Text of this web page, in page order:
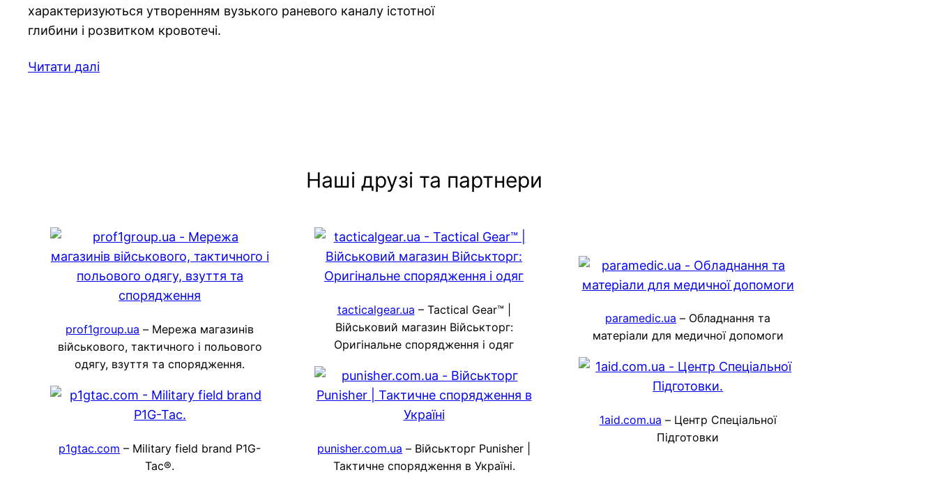
характеризуються утворенням вузького раневого каналу істотної
глибини і розвитком кровотечі.
Читати далі
Наші друзі та партнери
prof1group.ua – Мережа магазинів
військового, тактичного і польового
одягу, взуття та спорядження.
p1gtac.com – Military field brand P1G-
Tac®.
tacticalgear.ua – Tactical Gear™ |
Військовий магазин Військторг:
Оригінальне спорядження і одяг
punisher.com.ua – Військторг Punisher |
Тактичне спорядження в Україні.
paramedic.ua – Обладнання та
матеріали для медичної допомоги
1aid.com.ua – Центр Спеціальної
Підготовки